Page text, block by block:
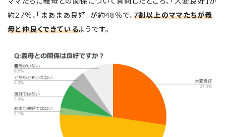
約27％、「まあまあ良好」が約48％で、 7割以上のママたちが義
母と仲良くできているようです。